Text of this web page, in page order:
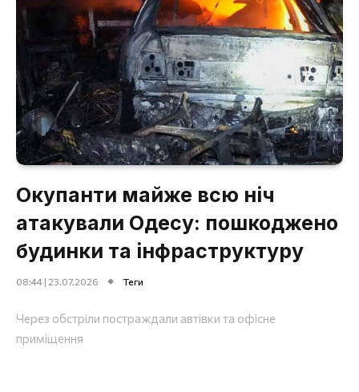
Окупанти майже всю ніч
атакували Одесу: пошкоджено
будинки та інфраструктуру
08:44 | 23.07.2026 Теги
Через обстріли постраждали автівки та офісне
приміщення